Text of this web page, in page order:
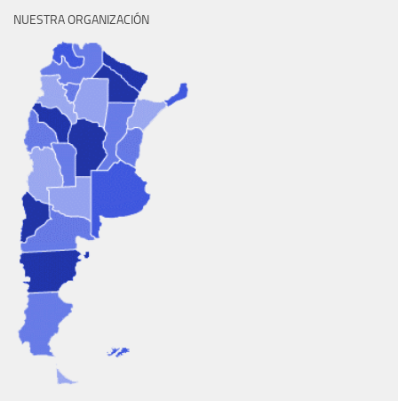
NUESTRA ORGANIZACIÓN